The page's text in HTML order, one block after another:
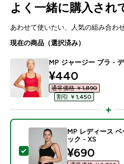
よく一緒に購入され
あわせて使いたい、人気の組み合わ
現在の商品（選択済み）
MP ジャージー ブラ -
discounted
¥440‎
通常価格 ￥1,890‎
割引 ￥1,450‎
この商品を選択 - MP レ
MP レディース
ック - XS
¥690‎